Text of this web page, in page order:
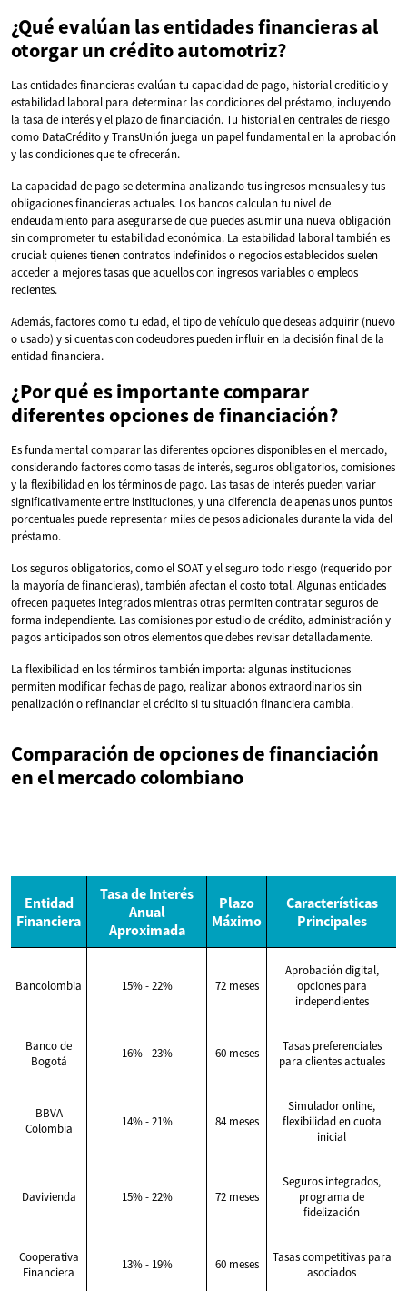
¿Qué evalúan las entidades financieras al
otorgar un crédito automotriz?
Las entidades financieras evalúan tu capacidad de pago, historial crediticio y
estabilidad laboral para determinar las condiciones del préstamo, incluyendo
la tasa de interés y el plazo de financiación. Tu historial en centrales de riesgo
como DataCrédito y TransUnión juega un papel fundamental en la aprobación
y las condiciones que te ofrecerán.
La capacidad de pago se determina analizando tus ingresos mensuales y tus
obligaciones financieras actuales. Los bancos calculan tu nivel de
endeudamiento para asegurarse de que puedes asumir una nueva obligación
sin comprometer tu estabilidad económica. La estabilidad laboral también es
crucial: quienes tienen contratos indefinidos o negocios establecidos suelen
acceder a mejores tasas que aquellos con ingresos variables o empleos
recientes.
Además, factores como tu edad, el tipo de vehículo que deseas adquirir (nuevo
o usado) y si cuentas con codeudores pueden influir en la decisión final de la
entidad financiera.
¿Por qué es importante comparar
diferentes opciones de financiación?
Es fundamental comparar las diferentes opciones disponibles en el mercado,
considerando factores como tasas de interés, seguros obligatorios, comisiones
y la flexibilidad en los términos de pago. Las tasas de interés pueden variar
significativamente entre instituciones, y una diferencia de apenas unos puntos
porcentuales puede representar miles de pesos adicionales durante la vida del
préstamo.
Los seguros obligatorios, como el SOAT y el seguro todo riesgo (requerido por
la mayoría de financieras), también afectan el costo total. Algunas entidades
ofrecen paquetes integrados mientras otras permiten contratar seguros de
forma independiente. Las comisiones por estudio de crédito, administración y
pagos anticipados son otros elementos que debes revisar detalladamente.
La flexibilidad en los términos también importa: algunas instituciones
permiten modificar fechas de pago, realizar abonos extraordinarios sin
penalización o refinanciar el crédito si tu situación financiera cambia.
Comparación de opciones de financiación
en el mercado colombiano
Entidad
Financiera
Tasa de Interés
Anual
Aproximada
Plazo
Máximo
Características
Principales
Bancolombia 15% - 22% 72 meses
Aprobación digital,
opciones para
independientes
Banco de
Bogotá
16% - 23% 60 meses
Tasas preferenciales
para clientes actuales
BBVA
Colombia
14% - 21% 84 meses
Simulador online,
flexibilidad en cuota
inicial
Davivienda 15% - 22% 72 meses
Seguros integrados,
programa de
fidelización
Cooperativa
Financiera
13% - 19% 60 meses
Tasas competitivas para
asociados